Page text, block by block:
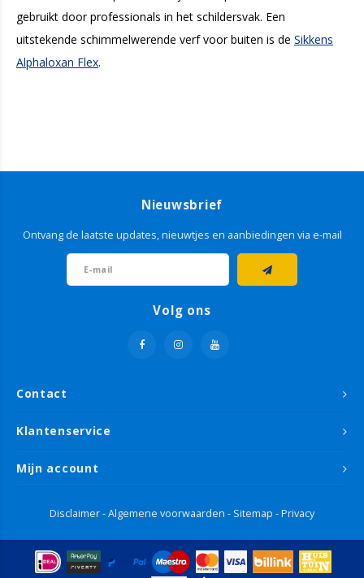
gebruikt door professionals in het schildersvak. Een
uitstekende schimmelwerende verf voor buiten is de Sikkens
Alphaloxan Flex.
Contact
Nieuwsbrief
Ontvang de laatste updates, nieuwtjes en aanbiedingen via e-mail
Volg ons
Klantenservice
Mijn account
Disclaimer-Algemene voorwaarden - Sitemap -Privacy